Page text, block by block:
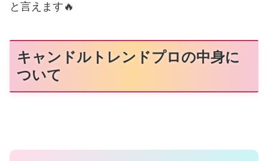
と言えます🔥
キャンドルトレンドプロの中身に
ついて